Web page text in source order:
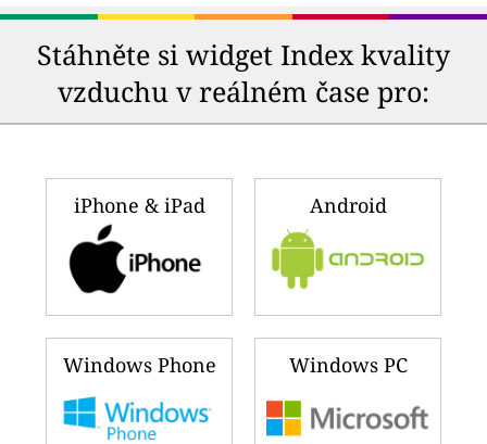
Stáhněte si widget Index kvality
vzduchu v reálném čase pro:
iPhone & iPad Android
Windows Phone Windows PC